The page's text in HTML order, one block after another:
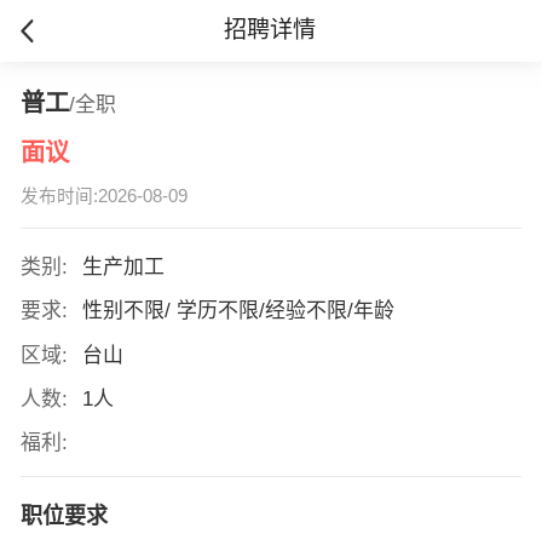
招聘详情
普工/全职
面议
发布时间:2026-08-09
类别:
生产加工
要求:
性别不限/ 学历不限/经验不限/年龄
区域:
台山
人数:
1人
福利:
职位要求